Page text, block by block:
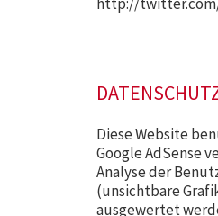
Diese Website
Google AdSense
Analyse der
(unsichtbare
ausgewertet